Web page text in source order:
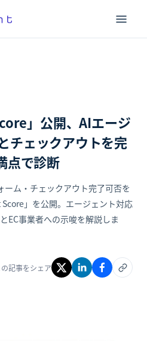
」公開、AIエージ
チェックアウトを完
点で診断
ム・チェックアウト完了可否を
」を公開。エージェント対応
EC事業者への示唆を解説しま
の記事をシェア